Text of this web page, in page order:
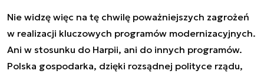
Nie widzę więc na tę chwilę poważniejszych zagrożeń
w realizacji kluczowych programów modernizacyjnych.
Ani w stosunku do Harpii, ani do innych programów.
Polska gospodarka, dzięki rozsądnej polityce rządu,